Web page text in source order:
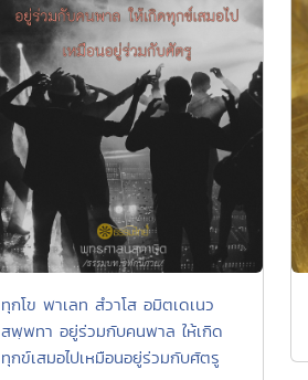
ทุกโข พาเลท สํวาโส อมิตเดเนว
สพฺพทา อยู่ร่วมกับคนพาล ให้เกิด
ทุกข์เสมอไปเหมือนอยู่ร่วมกับศัตรู